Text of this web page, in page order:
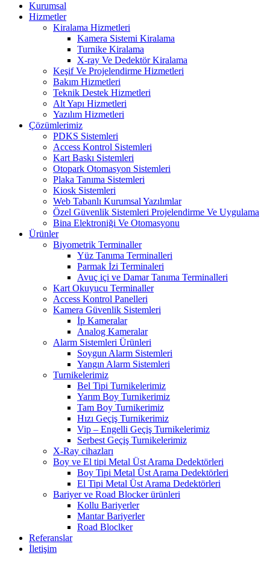
Kurumsal
Hizmetler
Kiralama Hizmetleri
Kamera Sistemi Kiralama
Turnike Kiralama
X-ray Ve Dedektör Kiralama
Keşif Ve Projelendirme Hizmetleri
Bakım Hizmetleri
Teknik Destek Hizmetleri
Alt Yapı Hizmetleri
Yazılım Hizmetleri
Çözümlerimiz
PDKS Sistemleri
Access Kontrol Sistemleri
Kart Baskı Sistemleri
Otopark Otomasyon Sistemleri
Plaka Tanıma Sistemleri
Kiosk Sistemleri
Web Tabanlı Kurumsal Yazılımlar
Özel Güvenlik Sistemleri Projelendirme Ve Uygulama
Bina Elektroniği Ve Otomasyonu
Ürünler
Biyometrik Terminaller
Yüz Tanıma Terminalleri
Parmak İzi Terminaleri
Avuç içi ve Damar Tanıma Terminalleri
Kart Okuyucu Terminaller
Access Kontrol Panelleri
Kamera Güvenlik Sistemleri
İp Kameralar
Analog Kameralar
Alarm Sistemleri Ürünleri
Soygun Alarm Sistemleri
Yangın Alarm Sistemleri
Turnikelerimiz
Bel Tipi Turnikelerimiz
Yarım Boy Turnikerimiz
Tam Boy Turnikerimiz
Hızı Geçiş Turnikerimiz
Vip – Engelli Geçiş Turnikelerimiz
Serbest Geçiş Turnikelerimiz
X-Ray cihazları
Boy ve El tipi Metal Üst Arama Dedektörleri
Boy Tipi Metal Üst Arama Dedektörleri
El Tipi Metal Üst Arama Dedektörleri
Bariyer ve Road Blocker ürünleri
Kollu Bariyerler
Mantar Bariyerler
Road Bloclker
Referanslar
İletişim